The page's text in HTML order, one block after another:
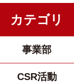
カテゴリ
事業部
CSR活動